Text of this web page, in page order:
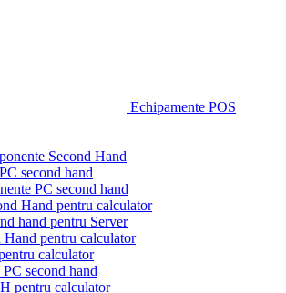
Echipamente POS
Second Hand
second hand
PC second hand
Hand pentru calculator
hand pentru Server
pentru calculator
calculator
PC second hand
pentru calculator